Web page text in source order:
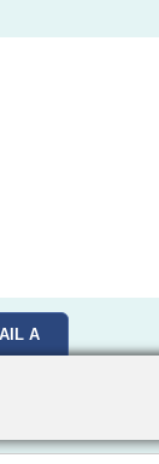
A